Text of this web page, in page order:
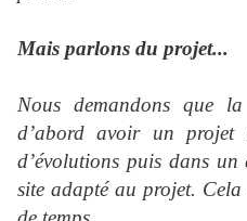
Mais parlons du projet...
Nous demandons que
d’abord avoir un projet
d’évolutions puis dans un
site adapté au projet.